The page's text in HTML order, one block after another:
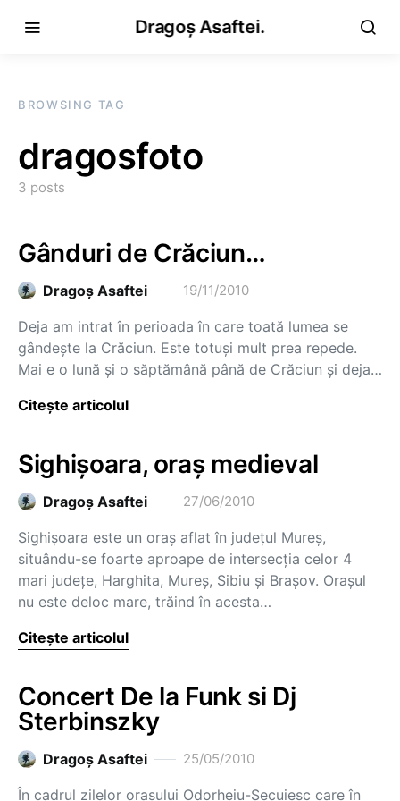
Dragoș Asaftei.
BROWSING TAG
dragosfoto
3 posts
Gânduri de Crăciun…
Dragoş Asaftei 19/11/2010
Deja am intrat în perioada în care toată lumea se
gândeşte la Crăciun. Este totuşi mult prea repede.
Mai e o lună şi o săptămână până de Crăciun şi deja…
Citește articolul
Sighişoara, oraş medieval
Dragoş Asaftei 27/06/2010
Sighişoara este un oraş aflat în judeţul Mureş,
situându-se foarte aproape de intersecţia celor 4
mari judeţe, Harghita, Mureş, Sibiu şi Braşov. Oraşul
nu este deloc mare, trăind în acesta…
Citește articolul
Concert De la Funk si Dj
Sterbinszky
Dragoş Asaftei 25/05/2010
În cadrul zilelor orasului Odorheiu-Secuiesc care în